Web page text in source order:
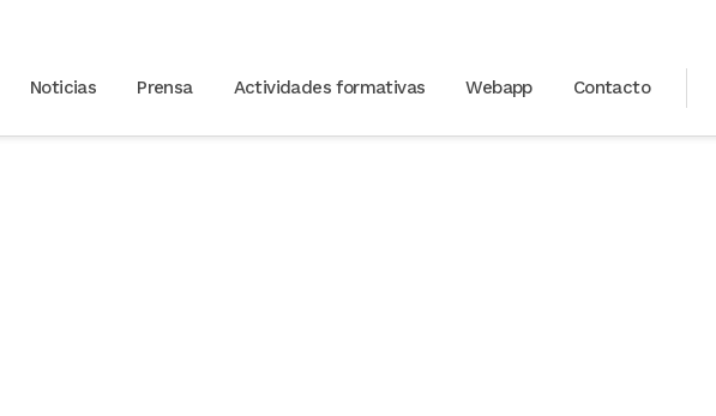
Noticias Prensa Actividades formativas Webapp Contacto